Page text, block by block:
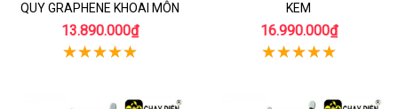
QUY GRAPHENE KHOAI MÔN
13.890.000₫
KEM
16.990.000₫